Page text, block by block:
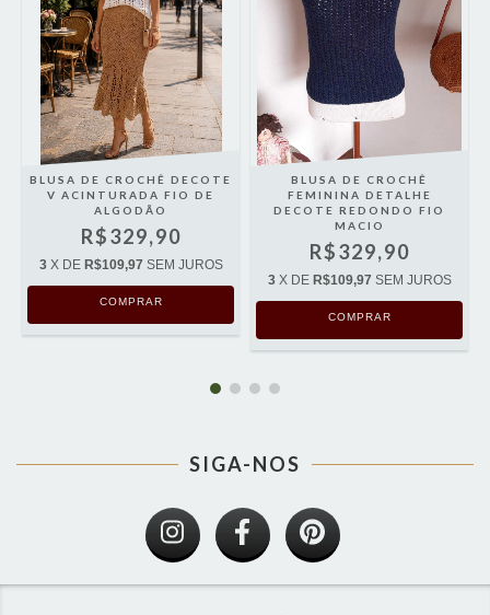
BLUSA DE CROCHÊ DECOTE
V ACINTURADA FIO DE
ALGODÃO
R$329,90
3 X DE R$109,97 SEM JUROS
COMPRAR
BLUSA DE CROCHÊ
FEMININA DETALHE
DECOTE REDONDO FIO
MACIO
R$329,90
3 X DE R$109,97 SEM JUROS
COMPRAR
SIGA-NOS